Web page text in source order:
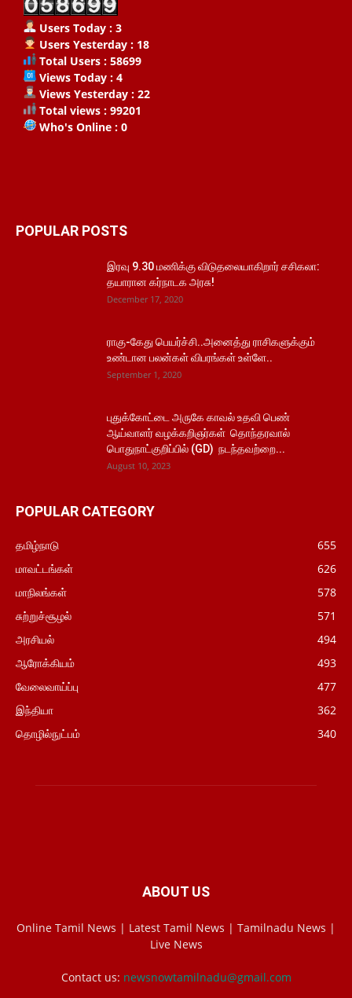
Users Today : 3
Users Yesterday : 18
Total Users : 58699
Views Today : 4
Views Yesterday : 22
Total views : 99201
Who's Online : 0
POPULAR POSTS
இரவு 9.30 மணிக்கு விடுதலையாகிறார் சசிகலா:
தயாரான கர்நாடக அரசு!
December 17, 2020
ராகு-கேது பெயர்ச்சி..அனைத்து ராசிகளுக்கும்
உண்டான பலன்கள் விபரங்கள் உள்ளே..
September 1, 2020
புதுக்கோட்டை அருகே காவல் உதவி பெண்
ஆய்வாளர் வழக்கறிஞர்கள் தொந்தரவால்
பொதுநாட்குறிப்பில் (GD) நடந்தவற்றை...
August 10, 2023
POPULAR CATEGORY
தமிழ்நாடு
655
மாவட்டங்கள்
626
மாநிலங்கள்
578
சுற்றுச்சூழல்
571
அரசியல்
494
ஆரோக்கியம்
493
வேலைவாய்ப்பு
477
இந்தியா
362
தொழில்நுட்பம்
340
ABOUT US
Online Tamil News | Latest Tamil News | Tamilnadu News |
Live News
Contact us: newsnowtamilnadu@gmail.com